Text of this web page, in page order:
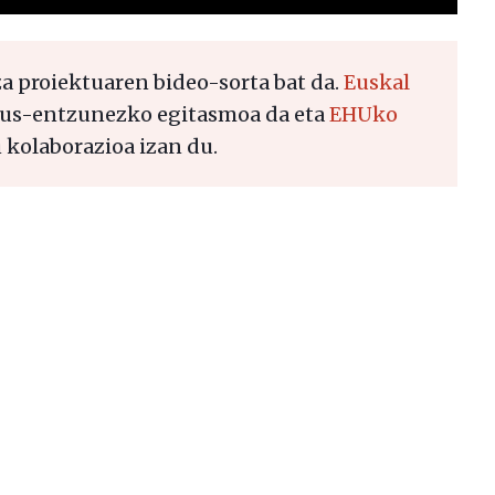
proiektuaren bideo-sorta bat da.Euskal
entzunezko egitasmoa da etaEHUko
kolaborazioa izan du.